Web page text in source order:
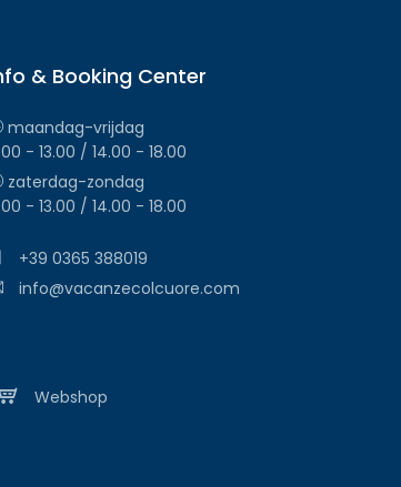
& Booking Center
maandag-vrijdag
- 13.00 / 14.00 - 18.00
zaterdag-zondag
- 13.00 / 14.00 - 18.00
+39 0365 388019
info@vacanzecolcuore.com
Webshop